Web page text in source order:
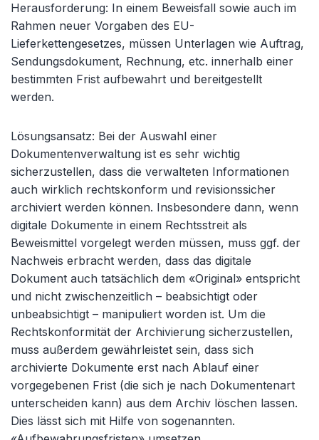
Herausforderung: In einem Beweisfall sowie auch im
Rahmen neuer Vorgaben des EU-
Lieferkettengesetzes, müssen Unterlagen wie Auftrag,
Sendungsdokument, Rechnung, etc. innerhalb einer
bestimmten Frist aufbewahrt und bereitgestellt
werden.
Lösungsansatz: Bei der Auswahl einer
Dokumentenverwaltung ist es sehr wichtig
sicherzustellen, dass die verwalteten Informationen
auch wirklich rechtskonform und revisionssicher
archiviert werden können. Insbesondere dann, wenn
digitale Dokumente in einem Rechtsstreit als
Beweismittel vorgelegt werden müssen, muss ggf. der
Nachweis erbracht werden, dass das digitale
Dokument auch tatsächlich dem «Original» entspricht
und nicht zwischenzeitlich – beabsichtigt oder
unbeabsichtigt – manipuliert worden ist. Um die
Rechtskonformität der Archivierung sicherzustellen,
muss außerdem gewährleistet sein, dass sich
archivierte Dokumente erst nach Ablauf einer
vorgegebenen Frist (die sich je nach Dokumentenart
unterscheiden kann) aus dem Archiv löschen lassen.
Dies lässt sich mit Hilfe von sogenannten.